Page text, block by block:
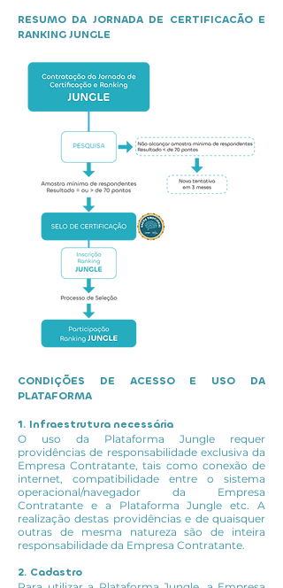
RESUMO DA JORNADA DE CERTIFICACÃO E
RANKING JUNGLE
CONDIÇÕES DE ACESSO E USO DA
PLATAFORMA
1. Infraestrutura necessária
O uso da Plataforma Jungle requer
providências de responsabilidade exclusiva da
Empresa Contratante, tais como conexão de
internet, compatibilidade entre o sistema
operacional/navegador da Empresa
Contratante e a Plataforma Jungle etc. A
realização destas providências e de quaisquer
outras de mesma natureza são de inteira
responsabilidade da Empresa Contratante.
2. Cadastro